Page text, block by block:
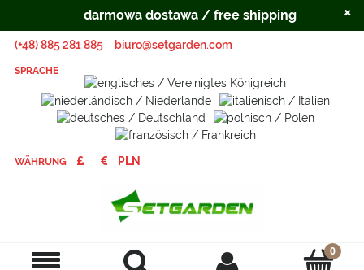
(+48) 885 281 885 biuro@setgarden.com
SPRACHE
WÄHRUNG
darmowa dostawa / free shipping ×